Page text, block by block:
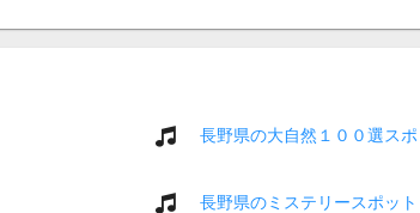
長野県の大自然１００選ス
長野県のミステリースポット